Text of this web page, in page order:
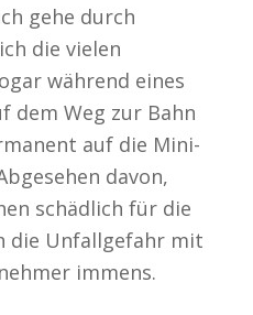
gehe durch
die vielen
während eines
dem Weg zur Bahn
auf die Mini-
davon,
schädlich für die
die Unfallgefahr mit
immens.